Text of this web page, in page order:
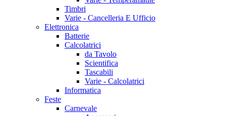
Timbri
Varie - Cancelleria E Ufficio
Elettronica
Batterie
Calcolatrici
da Tavolo
Scientifica
Tascabili
Varie - Calcolatrici
Informatica
Feste
Carnevale